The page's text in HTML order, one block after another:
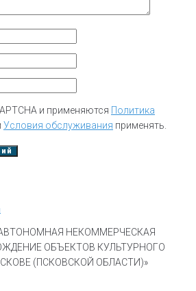
и применяются Политика
Условия обслуживания применять.
НЕКОММЕРЧЕСКАЯ
ОБЪЕКТОВ КУЛЬТУРНОГО
(ПСКОВСКОЙ ОБЛАСТИ)»